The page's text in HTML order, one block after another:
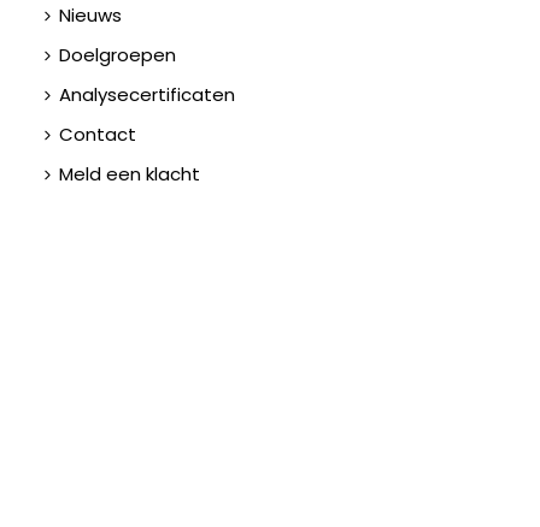
Nieuws
Doelgroepen
Analysecertificaten
Contact
Meld een klacht